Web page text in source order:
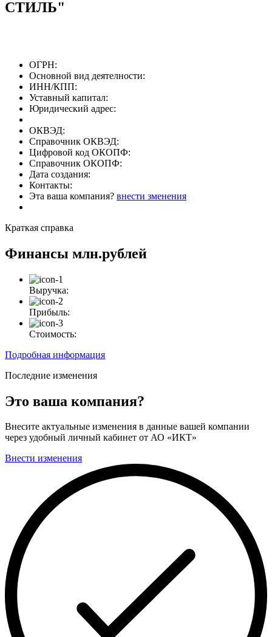
СТИЛЬ"
ОГРН:
Основной вид деятелности:
ИНН/КПП:
Уставный капитал:
Юридический адрес:
ОКВЭД:
Справочник ОКВЭД:
Цифровой код ОКОПФ:
Справочник ОКОПФ:
Дата создания:
Контакты:
Эта ваша компания? внести зменения
Краткая справка
Финансы млн.рублей
Выручка:
Прибыль:
Стоимость:
Подробная информация
Последние изменения
Это ваша компания?
Внесите актуальные изменения в данные вашей компании
через удобный личный кабинет от АО «ИКТ»
Внести изменения